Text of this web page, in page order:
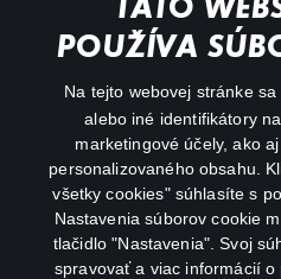
POUŽÍVA
Na tejto webovej stránke
alebo iné identifikátory
marketingové účely, ako
personalizovaného obsahu.
všetky cookies" súhlasíte s
Nastavenia súborov cookie
tlačidlo "Nastavenia". Svoj
spravovať a viac informácií
O aplikácii Canal+